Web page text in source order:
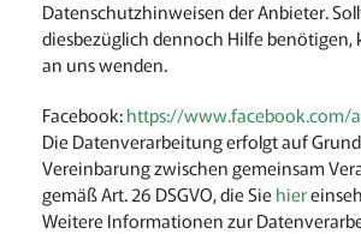
Datenschutzhinweisen der Anbieter.
diesbezüglich dennoch Hilfe benötigen,
an uns wenden.
Facebook:https://www.facebook.com/
Die Datenverarbeitung erfolgt auf
Vereinbarung zwischen gemeinsam
gemäß Art. 26 DSGVO, die Siehier
Weitere Informationen zur